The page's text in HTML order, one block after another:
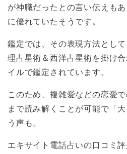
が神職だったとの言い伝えも
に優れていたそうです。
鑑定では、その表現方法とし
理占星術＆西洋占星術を掛け
イルで鑑定されています。
このため、複雑愛などの恋愛
まで読み解くことが可能で「
う声も。
エキサイト電話占いの口コミ